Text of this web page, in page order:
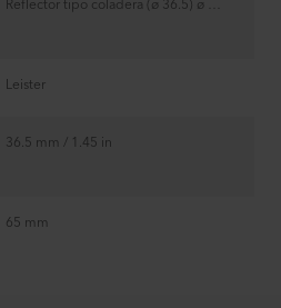
Leister
36.5 mm / 1.45 in
65 mm